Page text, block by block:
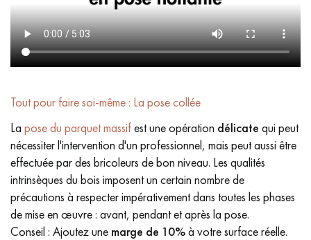
Tout pour faire soi-même : La pose collée
La pose du parquet massifest une opération délicate qui peut
nécessiter l'intervention d'un professionnel, mais peut aussi être
effectuée par des bricoleurs de bon niveau. Les qualités
intrinsèques du bois imposent un certain nombre de
précautions à respecter impérativement dans toutes les phases
de mise en œuvre : avant, pendant et après la pose.
Conseil : Ajoutez une marge de 10%à votre surface réelle.